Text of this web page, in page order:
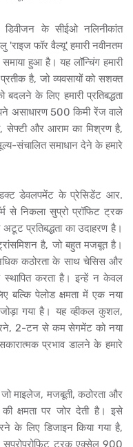
डिवीजन के सीईओ नलिनीकांत
'राइज फॉर वैल्यू' हमारी नवीनतम
हुआ है। यह लॉन्चिंग हमारी
है, जो व्यवसायों को सशक्त
के लिए हमारी प्रतिबद्धता
असाधारण 500 किमी रेंज वाले
सेफ्टी और आराम का मिश्रण है,
संचालित समाधान देने के हमारे
डेवलपमेंट के प्रेसिडेंट आर.
से निकला सुप्रो प्रॉफिट ट्रक
प्रतिबद्धता का उदाहरण है।
है, जो बहुत मजबूत है।
कठोरता के साथ चेसिस और
स्थापित करता है। इन्हें न केवल
बल्कि पेलोड क्षमता में एक नया
जोड़ा गया है। यह व्हीकल कुशल,
2-टन से कम सेगमेंट को नया
प्रभाव डालने के हमारे
माइलेज, मजबूती, कठोरता और
क्षमता पर जोर देती है। इसे
के लिए डिजाइन किया गया है,
ट्रक एक्सेल 900